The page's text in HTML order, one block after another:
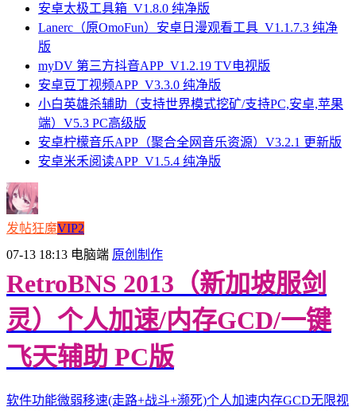
安卓太极工具箱_V1.8.0 纯净版
Lanerc（原OmoFun）安卓日漫观看工具_V1.1.7.3 纯净
版
myDV 第三方抖音APP_V1.2.19 TV电视版
安卓豆丁视频APP_V3.3.0 纯净版
小白英雄杀辅助（支持世界模式挖矿/支持PC,安卓,苹果
端）V5.3 PC高级版
安卓柠檬音乐APP（聚合全网音乐资源）V3.2.1 更新版
安卓米禾阅读APP_V1.5.4 纯净版
发帖狂魔VIP2
07-13 18:13 电脑端 原创制作
RetroBNS 2013（新加坡服剑
灵）个人加速/内存GCD/一键
飞天辅助 PC版
软件功能微弱移速(走路+战斗+濒死)个人加速内存GCD无限视